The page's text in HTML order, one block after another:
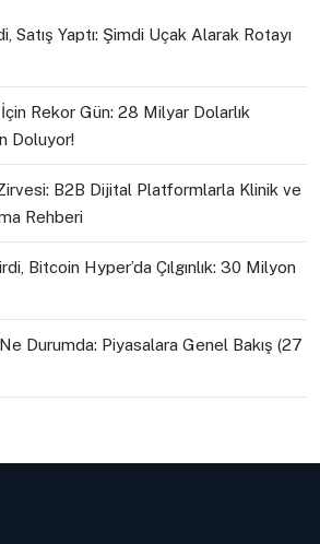
Satış Yaptı: Şimdi Uçak Alarak Rotayı
Rekor Gün: 28 Milyar Dolarlık
Doluyor!
B2B Dijital Platformlarla Klinik ve
Rehberi
Bitcoin Hyper’da Çılgınlık: 30 Milyon
Durumda: Piyasalara Genel Bakış (27